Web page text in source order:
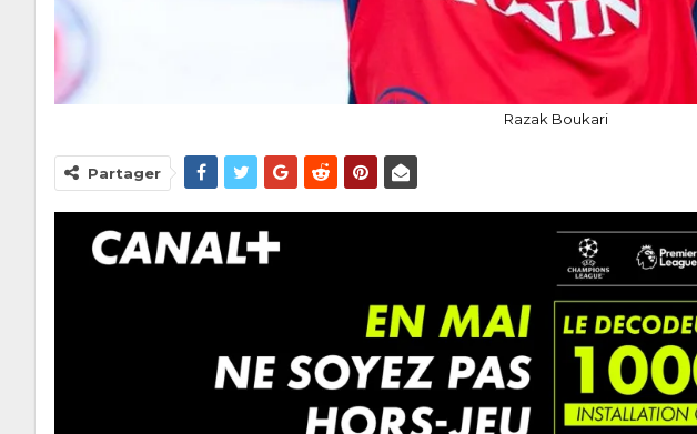
Razak Boukari
Partager